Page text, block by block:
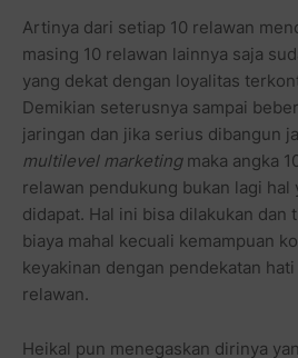
Artinya dari setiap 10 relawan
masing 10 relawan lainnya saja
yang dekat dengan loyalitas
Demikian seterusnya sampai
jaringan dan jika serius dibangun
multilevel marketingmaka angka
relawan pendukung bukan lagi
didapat. Hal ini bisa dilakukan dan
biaya mahal kecuali kemampuan
keyakinan dengan pendekatan
relawan.
Heikal pun menegaskan dirinya